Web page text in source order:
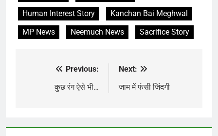
Human Interest Story
Kanchan Bai Meghwal
MP News
Neemuch News Sacrifice Story
navigation
Previous:
कुछ रंग ऐसे भी…
Next:
जाम में फंसी जिंदगी